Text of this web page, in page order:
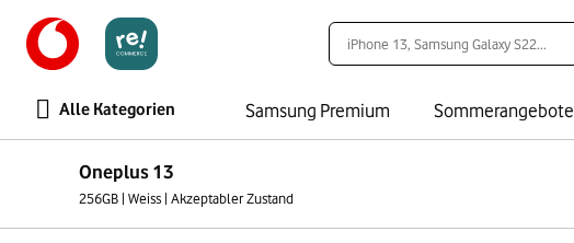
Alle Kategorien Samsung Premium Sommerangebote
Oneplus 13
256GB | Weiss | Akzeptabler Zustand